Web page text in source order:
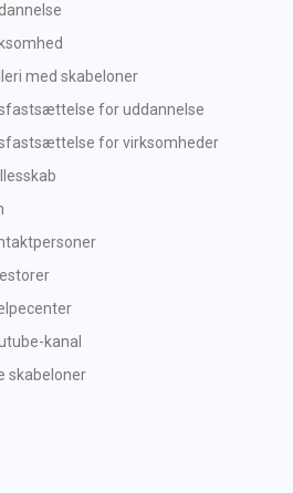
med skabeloner
for uddannelse
for virksomheder
kanal
skabeloner